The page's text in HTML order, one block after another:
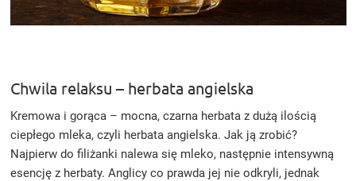
Chwila relaksu – herbata angielska
Kremowa i gorąca – mocna, czarna herbata z dużą ilością
ciepłego mleka, czyli herbata angielska. Jak ją zrobić?
Najpierw do filiżanki nalewa się mleko, następnie intensywną
esencję z herbaty. Anglicy co prawda jej nie odkryli, jednak